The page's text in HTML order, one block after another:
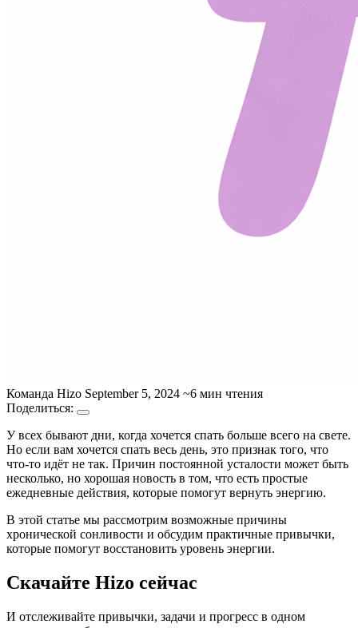
Команда Hizo September 5, 2024 ~6 мин чтения
Поделиться:
У всех бывают дни, когда хочется спать больше всего на свете.
Но если вам хочется спать весь день, это признак того, что
что-то идёт не так. Причин постоянной усталости может быть
несколько, но хорошая новость в том, что есть простые
ежедневные действия, которые помогут вернуть энергию.
В этой статье мы рассмотрим возможные причины
хронической сонливости и обсудим практичные привычки,
которые помогут восстановить уровень энергии.
Скачайте Hizo сейчас
И отслеживайте привычки, задачи и прогресс в одном